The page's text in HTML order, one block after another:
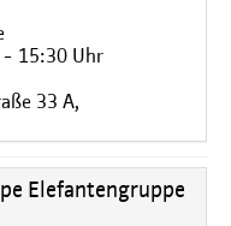
15:30 Uhr
33 A,
Elefantengruppe